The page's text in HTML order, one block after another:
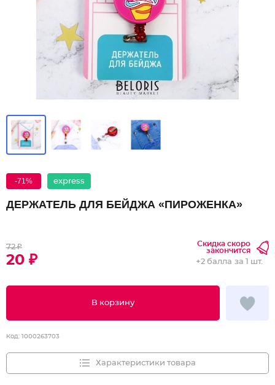
-71% express
ДЕРЖАТЕЛЬ ДЛЯ БЕЙДЖА «ПИРОЖЕНКА»
72 ₽
20 ₽
Скидка скоро
закончится
В корзину
+2 балла за 1 шт.
Код: 1000263703
Характеристики товара